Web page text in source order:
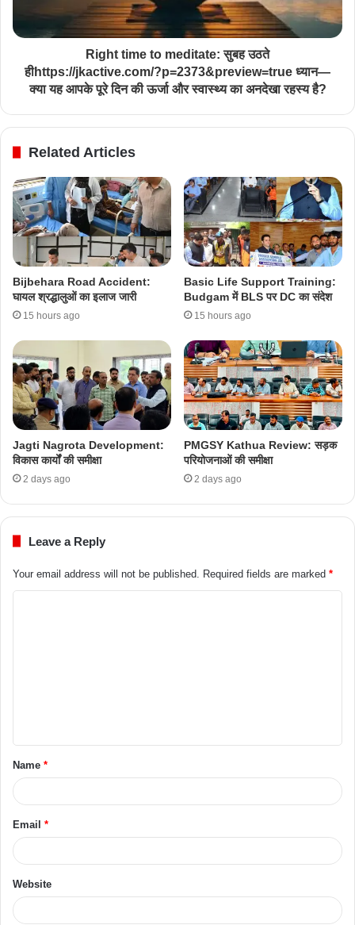
Right time to meditate: सुबह उठते
हीhttps://jkactive.com/?p=2373&preview=true ध्यान—
क्या यह आपके पूरे दिन की ऊर्जा और स्वास्थ्य का अनदेखा रहस्य है?
Related Articles
Bijbehara Road Accident:
घायल श्रद्धालुओं का इलाज जारी
15 hours ago
Basic Life Support Training:
Budgam में BLS पर DC का संदेश
15 hours ago
Jagti Nagrota Development:
विकास कार्यों की समीक्षा
2 days ago
PMGSY Kathua Review: सड़क
परियोजनाओं की समीक्षा
2 days ago
Leave a Reply
Your email address will not be published. Required fields are marked *
Name *
Email *
Website